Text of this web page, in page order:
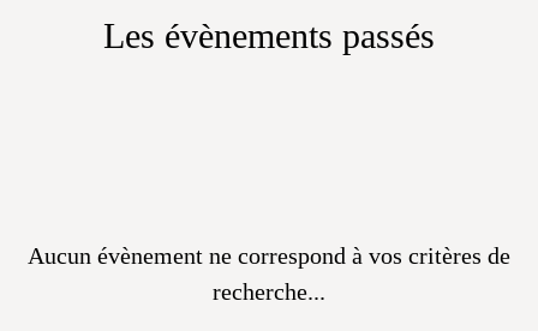
Les évènements passés
Aucun évènement ne correspond à vos critères de
recherche...